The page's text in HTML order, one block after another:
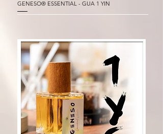
GENESO® ESSENTIAL - GUA 1 YIN